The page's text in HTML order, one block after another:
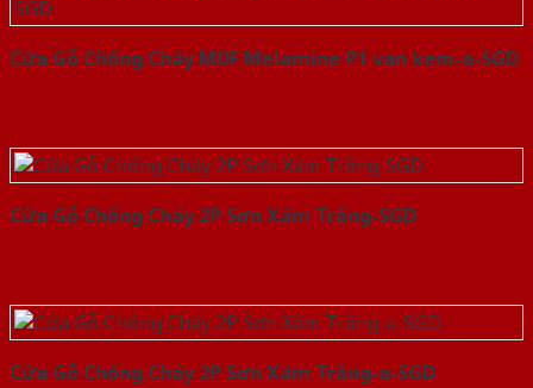
Cửa Gỗ Chống Cháy MDF Melamine P1 van kem-a-SGD
Cửa Gỗ Chống Cháy 2P Sơn Xám Trắng-SGD
Cửa Gỗ Chống Cháy 2P Sơn Xám Trắng-a-SGD